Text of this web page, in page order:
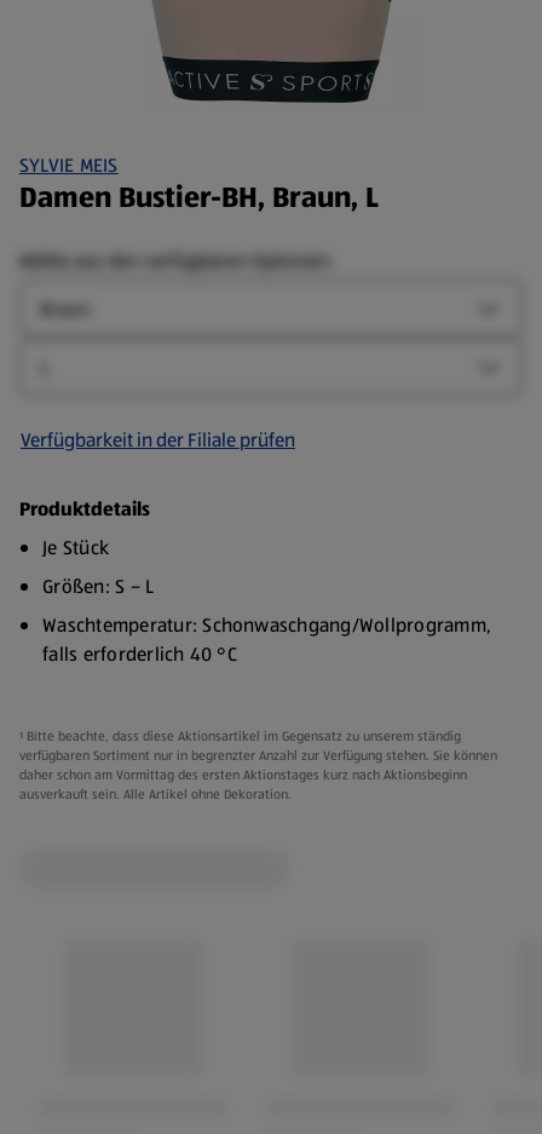
SYLVIE MEIS
Damen Bustier-BH, Braun, L
Wähle aus den verfügbaren Optionen:
Verfügbarkeit in der Filiale prüfen
Produktdetails
Je Stück
Größen: S – L
Waschtemperatur: Schonwaschgang/Wollprogramm,
falls erforderlich 40 °C
Nicht bügeln
Feuchtigskeitsregulierendes Finishing
¹ Bitte beachte, dass diese Aktionsartikel im Gegensatz zu unserem ständig
verfügbaren Sortiment nur in begrenzter Anzahl zur Verfügung stehen. Sie können
daher schon am Vormittag des ersten Aktionstages kurz nach Aktionsbeginn
ausverkauft sein. Alle Artikel ohne Dekoration.